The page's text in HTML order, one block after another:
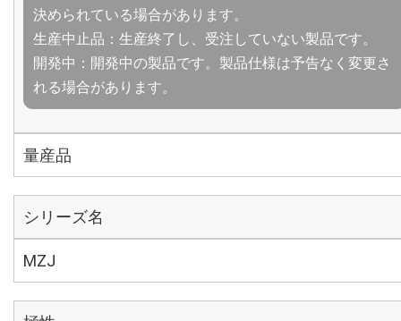
決められている場合があります。
生産中止品：生産終了し、受注していない製品です。
開発中：開発中の製品です。製品仕様は予告なく変更さ
れる場合があります。
量産品
シリーズ名
MZJ